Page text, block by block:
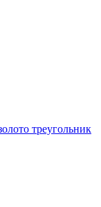
треугольник